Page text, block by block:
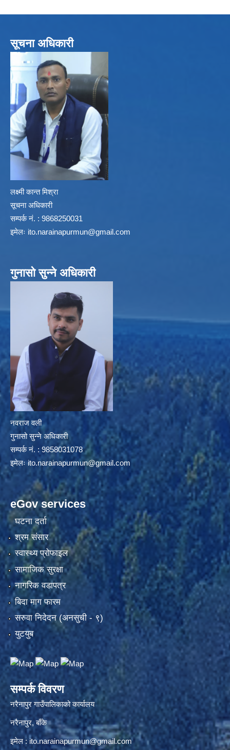
सूचना अधिकारी
लक्ष्मी कान्त मिश्रा
सूचना अधिकारी
सम्पर्क नं. : 9868250031
इमेलः ito.narainapurmun@gmail.com
गुनासो सुन्ने अधिकारी
नवराज वली
गुनासो सुन्ने अधिकारी
सम्पर्क नं. : 9858031078
इमेलःito.narainapurmun@gmail.com
eGov services
घटना दर्ता
श्रम संसार
स्वास्थ्य प्रोफाइल
सामाजिक सुरक्षा
नागरिक वडापत्र
बिदा माग फारम
सरुवा निदेदन (अनसुची - ९)
युटयुब
सम्पर्क विवरण
नरैनापुर गाउँपालिकाको कार्यालय
नरैनापुर, बाँके
इमेल :ito.narainapurmun@gmail.com